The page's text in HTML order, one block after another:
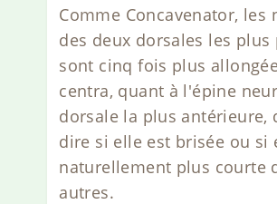
Comme Concavenator, les
des deux dorsales les plus
sont cinq fois plus
centra, quant à l'épine
dorsale la plus antérieure,
dire si elle est brisée ou si
naturellement plus courte
autres.